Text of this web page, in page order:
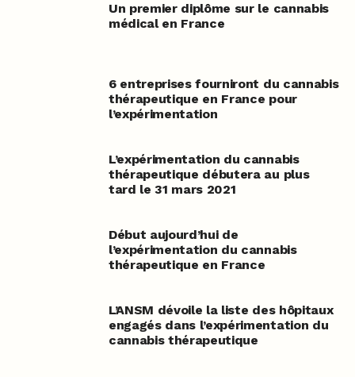
Un premier diplôme sur le cannabis
médical en France
6 entreprises fourniront du cannabis
thérapeutique en France pour
l’expérimentation
L’expérimentation du cannabis
thérapeutique débutera au plus
tard le 31 mars 2021
Début aujourd’hui de
l’expérimentation du cannabis
thérapeutique en France
L’ANSM dévoile la liste des hôpitaux
engagés dans l’expérimentation du
cannabis thérapeutique